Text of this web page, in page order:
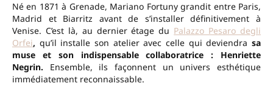
Né en 1871 à Grenade, Mariano Fortuny grandit entre Paris,
Madrid et Biarritz avant de s’installer définitivement à
Venise. C’est là, au dernier étage du Palazzo Pesaro degli
Orfei, qu’il installe son atelier avec celle qui deviendra sa
muse et son indispensable collaboratrice : Henriette
Negrin. Ensemble, ils façonnent un univers esthétique
immédiatement reconnaissable.